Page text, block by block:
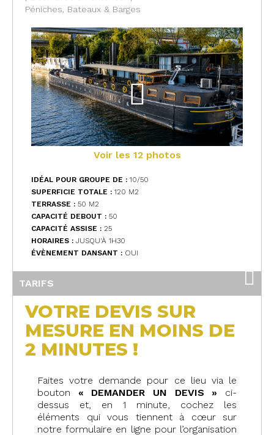
Péniches, Bateaux & Barges
Voir les 12 photos
IDÉAL POUR GROUPE DE : 10/50
SUPERFICIE TOTALE : 120 M2
TERRASSE : 50 M2
CAPACITÉ DEBOUT : 50
CAPACITÉ ASSISE : 25
HORAIRES : JUSQU'À 1H30
ÉVÈNEMENT DANSANT : OUI
TARIFS
VOTRE DEVIS SUR
MESURE EN MOINS DE
2 MINUTES !
Faites votre demande pour ce lieu via le
bouton « DEMANDER UN DEVIS » ci-
dessus et, en 1 minute, cochez les
éléments qui vous tiennent à cœur sur
notre formulaire en ligne pour l’organisation